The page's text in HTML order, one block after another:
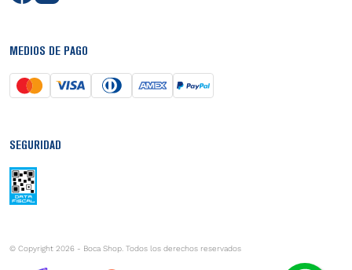
MEDIOS DE PAGO
SEGURIDAD
© Copyright 2026 - Boca Shop. Todos los derechos reservados